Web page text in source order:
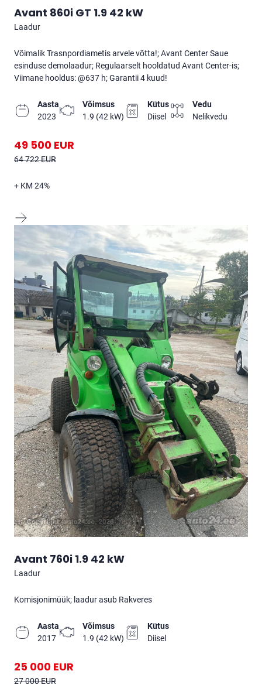
Avant 860i GT 1.9 42 kW
laadur
Võimalik Trasnpordiametis arvele võtta!; Avant Center Saue
esinduse demolaadur; Regulaarselt hooldatud Avant Center-is;
Viimane hooldus: @637 h; Garantii 4 kuud!
Aasta
2023
Võimsus
1.9 (42 kW)
Kütus
diisel
Vedu
nelikvedu
49 500 EUR
64 722 EUR
+ KM 24%
Avant 760i 1.9 42 kW
laadur
Komisjonimüük; laadur asub Rakveres
Aasta
2017
Võimsus
1.9 (42 kW)
Kütus
diisel
25 000 EUR
27 000 EUR